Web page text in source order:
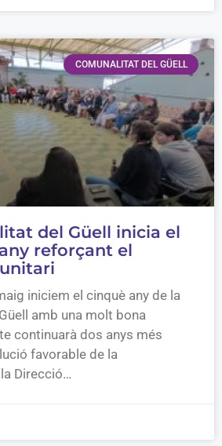
COMUNALITAT DEL GÜELL
del Güell inicia el
reforçant el
iniciem el cinquè any de la
amb una molt bona
continuarà dos anys més
favorable de la
Direcció…